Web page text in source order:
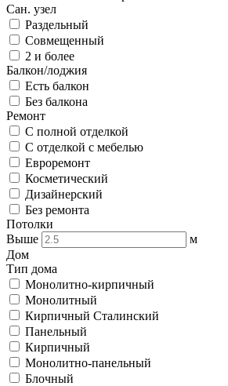
Сан. узел
Раздельный
Совмещенный
2 и более
Балкон/лоджия
Есть балкон
Без балкона
Ремонт
С полной отделкой
С отделкой с мебелью
Евроремонт
Косметический
Дизайнерский
Без ремонта
Потолки
Выше
м
Дом
Тип дома
Монолитно-кирпичный
Монолитный
Кирпичный Сталинский
Панельный
Кирпичный
Монолитно-панельный
Блочный